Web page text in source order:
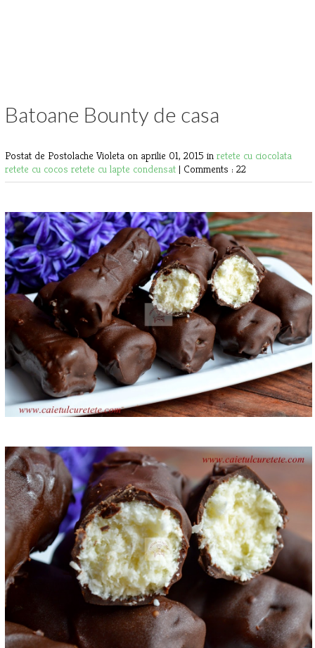
Batoane Bounty de casa
Postat de Postolache Violeta on aprilie 01, 2015 in retete cu ciocolata
retete cu cocos retete cu lapte condensat | Comments : 22